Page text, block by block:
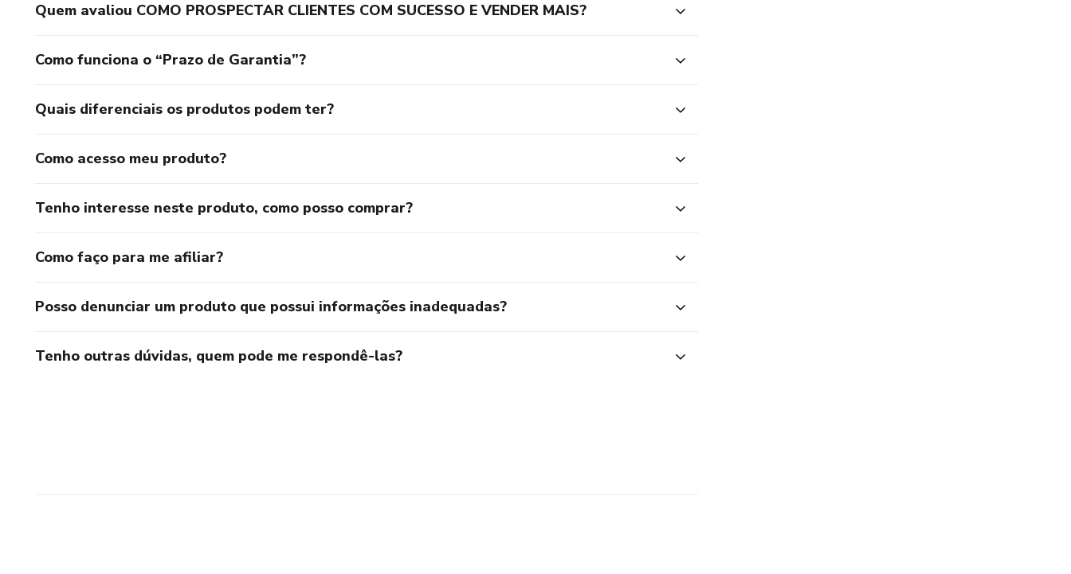
Quem avaliou COMO PROSPECTAR CLIENTES COM SUCESSO E VENDER MAIS?
Como funciona o “Prazo de Garantia”?
Quais diferenciais os produtos podem ter?
Como acesso meu produto?
Tenho interesse neste produto, como posso comprar?
Como faço para me afiliar?
Posso denunciar um produto que possui informações inadequadas?
Tenho outras dúvidas, quem pode me respondê-las?